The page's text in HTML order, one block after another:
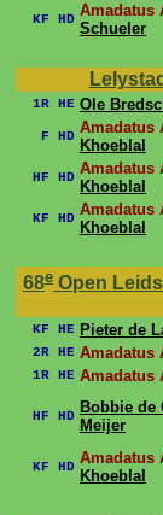
KF HD Amadatus
Schueler
1R HE Ole
F HD Amadatus
Khoeblal
HF HD Amadatus
Khoeblal
KF HD Amadatus
Khoeblal
68e Open
KF HE Pieter de
2R HE Amadatus
1R HE Amadatus
HF HD Bobbie de
Meijer
KF HD Amadatus
Khoeblal